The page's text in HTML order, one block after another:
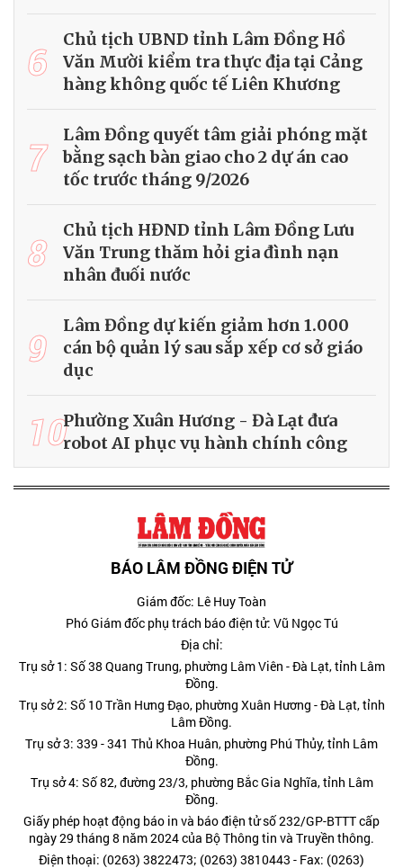
6
Chủ tịch UBND tỉnh Lâm Đồng Hồ
Văn Mười kiểm tra thực địa tại Cảng
hàng không quốc tế Liên Khương
7
Lâm Đồng quyết tâm giải phóng mặt
bằng sạch bàn giao cho 2 dự án cao
tốc trước tháng 9/2026
8
Chủ tịch HĐND tỉnh Lâm Đồng Lưu
Văn Trung thăm hỏi gia đình nạn
nhân đuối nước
9
Lâm Đồng dự kiến giảm hơn 1.000
cán bộ quản lý sau sắp xếp cơ sở giáo
dục
10Phường Xuân Hương - Đà Lạt đưa
robot AI phục vụ hành chính công
BÁO LÂM ĐỒNG ĐIỆN TỬ
Giám đốc: Lê Huy Toàn
Phó Giám đốc phụ trách báo điện tử: Vũ Ngọc Tú
Địa chỉ:
Trụ sở 1: Số 38 Quang Trung, phường Lâm Viên - Đà Lạt, tỉnh Lâm
Đồng.
Trụ sở 2: Số 10 Trần Hưng Đạo, phường Xuân Hương - Đà Lạt, tỉnh
Lâm Đồng.
Trụ sở 3: 339 - 341 Thủ Khoa Huân, phường Phú Thủy, tỉnh Lâm
Đồng.
Trụ sở 4: Số 82, đường 23/3, phường Bắc Gia Nghĩa, tỉnh Lâm
Đồng.
Giấy phép hoạt động báo in và báo điện tử số 232/GP-BTTT cấp
ngày 29 tháng 8 năm 2024 của Bộ Thông tin và Truyền thông.
Điện thoại: (0263) 3822473; (0263) 3810443 - Fax: (0263)